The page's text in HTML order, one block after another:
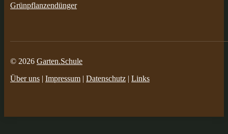
Grünpflanzendünger
© 2026 Garten.Schule
Über uns | Impressum | Datenschutz | Links